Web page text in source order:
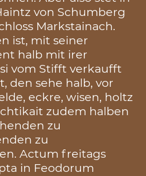
von Schumberg
Markstainach.
ist, mit seiner
halb mit irer
vom Stifft verkaufft
den sehe halb, vor
eckre, wisen, holtz
zudem halben
zu
zu
Actum freitags
in Feodorum